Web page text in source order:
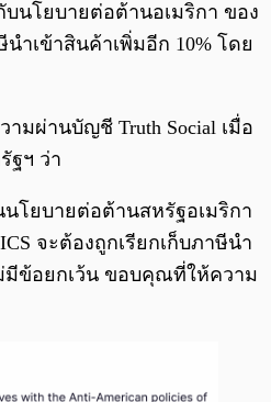
นโยบายต่อต้านอเมริกา ของ
ำเข้าสินค้าเพิ่มอีก 10% โดย
มผ่านบัญชี Truth Social เมื่อ
ฐฯ ว่า
โยบายต่อต้านสหรัฐอเมริกา
จะต้องถูกเรียกเก็บภาษีนำ
มีข้อยกเว้น ขอบคุณที่ให้ความ